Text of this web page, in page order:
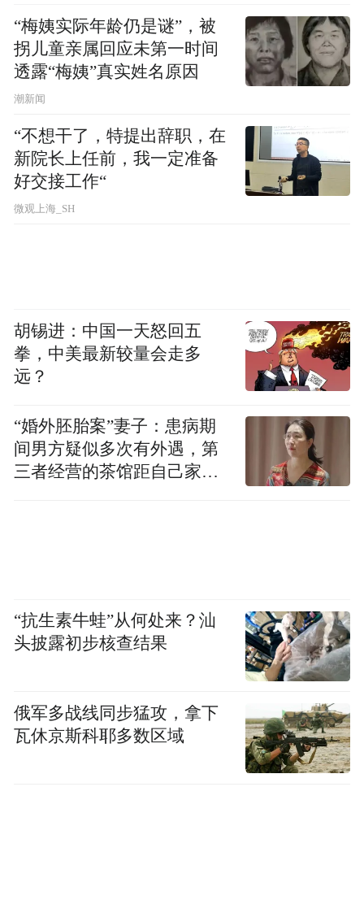
居”的核心价值，结合“伏牛山消夏避暑季”旅
游节点，策划实施“21°C夏天 旅居在栾川”文
旅传播活动。本次活动是覆盖全域、贯穿线
上线下、融合多元业态的全方位文旅品牌升
级与营销战略。
“梅姨实际年龄仍是谜”，被
拐儿童亲属回应未第一时间
透露“梅姨”真实姓名原因
潮新闻
“不想干了，特提出辞职，在
新院长上任前，我一定准备
好交接工作“
微观上海_SH
胡锡进：中国一天怒回五
拳，中美最新较量会走多
远？
“婚外胚胎案”妻子：患病期
间男方疑似多次有外遇，第
三者经营的茶馆距自己家步
“抗生素牛蛙”从何处来？汕
头披露初步核查结果
俄军多战线同步猛攻，拿下
瓦休京斯科耶多数区域